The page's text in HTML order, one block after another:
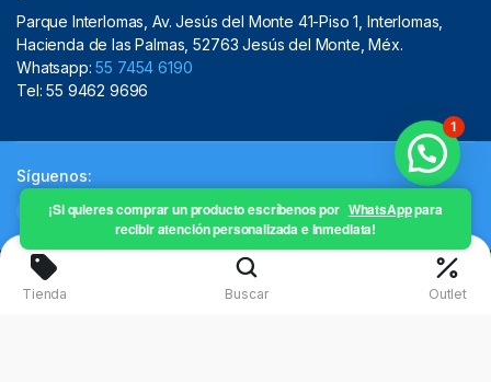
Parque Interlomas, Av. Jesús del Monte 41-Piso 1, Interlomas,
Hacienda de las Palmas, 52763 Jesús del Monte, Méx.
Whatsapp:55 7454 6190
Tel: 55 9462 9696
Síguenos:
Copyright 2024 © Mistral Sporting Goods 2024
¡Si quieres comprar un producto escríbenos por WhatsApppara
recibir atención personalizada e inmediata!
Tienda Buscar Outlet
1